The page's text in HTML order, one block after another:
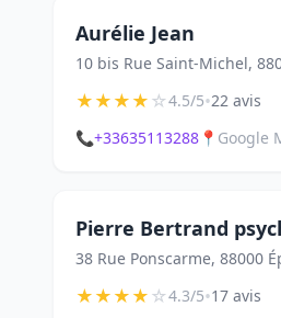
Aurélie Jean
10 bis Rue Saint-Michel,
★★★★☆4.5/5•22 avis
📞+33635113288 📍 Google
Pierre Bertrand
38 Rue Ponscarme, 88000
★★★★☆4.3/5•17 avis